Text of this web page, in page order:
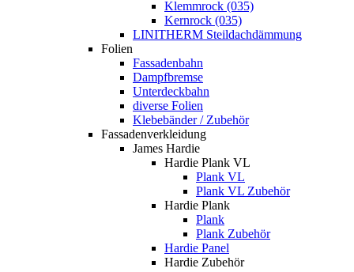
Klemmrock (035)
Kernrock (035)
LINITHERM Steildachdämmung
Folien
Fassadenbahn
Dampfbremse
Unterdeckbahn
diverse Folien
Klebebänder / Zubehör
Fassadenverkleidung
James Hardie
Hardie Plank VL
Plank VL
Plank VL Zubehör
Hardie Plank
Plank
Plank Zubehör
Hardie Panel
Hardie Zubehör